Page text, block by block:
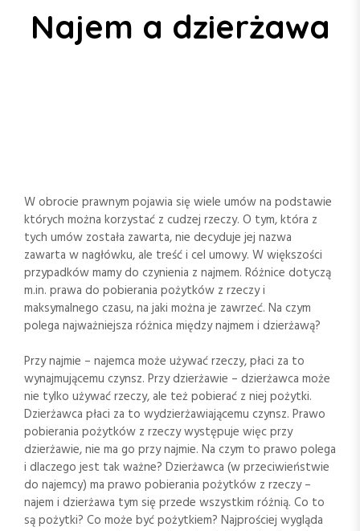
Najem a dzierżawa
W obrocie prawnym pojawia się wiele umów na podstawie
których można korzystać z cudzej rzeczy. O tym, która z
tych umów została zawarta, nie decyduje jej nazwa
zawarta w nagłówku, ale treść i cel umowy. W większości
przypadków mamy do czynienia z najmem. Różnice dotyczą
m.in. prawa do pobierania pożytków z rzeczy i
maksymalnego czasu, na jaki można je zawrzeć. Na czym
polega najważniejsza różnica między najmem i dzierżawą?
Przy najmie – najemca może używać rzeczy, płaci za to
wynajmującemu czynsz. Przy dzierżawie – dzierżawca może
nie tylko używać rzeczy, ale też pobierać z niej pożytki.
Dzierżawca płaci za to wydzierżawiającemu czynsz. Prawo
pobierania pożytków z rzeczy występuje więc przy
dzierżawie, nie ma go przy najmie. Na czym to prawo polega
i dlaczego jest tak ważne? Dzierżawca (w przeciwieństwie
do najemcy) ma prawo pobierania pożytków z rzeczy –
najem i dzierżawa tym się przede wszystkim różnią. Co to
są pożytki? Co może być pożytkiem? Najprościej wygląda